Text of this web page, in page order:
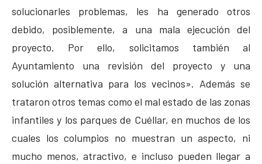
solucionarles problemas, les ha generado otros
debido, posiblemente, a una mala ejecución del
proyecto. Por ello, solicitamos también al
Ayuntamiento una revisión del proyecto y una
solución alternativa para los vecinos». Además se
trataron otros temas como el mal estado de las zonas
infantiles y los parques de Cuéllar, en muchos de los
cuales los columpios no muestran un aspecto, ni
mucho menos, atractivo, e incluso pueden llegar a